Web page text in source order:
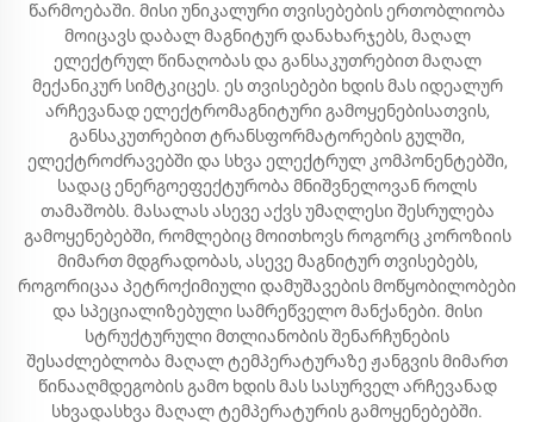
წარმოებაში. მისი უნიკალური თვისებების ერთობლიობა
მოიცავს დაბალ მაგნიტურ დანახარჯებს, მაღალ
ელექტრულ წინაღობას და განსაკუთრებით მაღალ
მექანიკურ სიმტკიცეს. ეს თვისებები ხდის მას იდეალურ
არჩევანად ელექტრომაგნიტური გამოყენებისათვის,
განსაკუთრებით ტრანსფორმატორების გულში,
ელექტროძრავებში და სხვა ელექტრულ კომპონენტებში,
სადაც ენერგოეფექტურობა მნიშვნელოვან როლს
თამაშობს. მასალას ასევე აქვს უმაღლესი შესრულება
გამოყენებებში, რომლებიც მოითხოვს როგორც კოროზიის
მიმართ მდგრადობას, ასევე მაგნიტურ თვისებებს,
როგორიცაა პეტროქიმიული დამუშავების მოწყობილობები
და სპეციალიზებული სამრეწველო მანქანები. მისი
სტრუქტურული მთლიანობის შენარჩუნების
შესაძლებლობა მაღალ ტემპერატურაზე ჟანგვის მიმართ
წინააღმდეგობის გამო ხდის მას სასურველ არჩევანად
სხვადასხვა მაღალ ტემპერატურის გამოყენებებში.